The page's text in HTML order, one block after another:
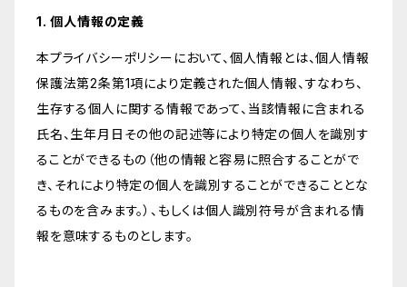
1. 個人情報の定義
本プライバシーポリシーにおいて、個人情報とは、個人情報
保護法第2条第1項により定義された個人情報、すなわち、
生存する個人に関する情報であって、当該情報に含まれる
氏名、生年月日その他の記述等により特定の個人を識別す
ることができるもの（他の情報と容易に照合することがで
き、それにより特定の個人を識別することができることとな
るものを含みます。）、もしくは個人識別符号が含まれる情
報を意味するものとします。